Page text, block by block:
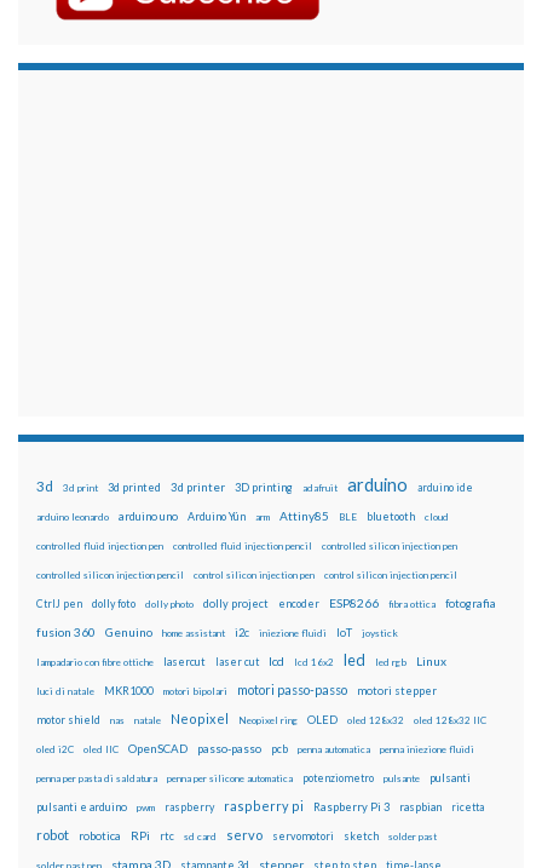
3d 3d print 3d printed 3d printer 3D printing adafruit arduino arduino ide
arduino leonardo arduino uno Arduino Yún arm Attiny85 BLE bluetooth cloud
controlled fluid injection pen controlled fluid injection pencil controlled silicon injection pen
controlled silicon injection pencil control silicon injection pen control silicon injection pencil
CtrlJ pen dolly foto dolly photo dolly project encoder ESP8266 fibra ottica fotografia
fusion 360 Genuino home assistant i2c iniezione fluidi IoT joystick
lampadario con fibre ottiche lasercut laser cut lcd lcd 16x2 led led rgb Linux
luci di natale MKR1000 motori bipolari motori passo-passo motori stepper
motor shield nas natale Neopixel Neopixel ring OLED oled 128x32 oled 128x32 IIC
oled i2C oled IIC OpenSCAD passo-passo pcb penna automatica penna iniezione fluidi
penna per pasta di saldatura penna per silicone automatica potenziometro pulsante pulsanti
pulsanti e arduino pwm raspberry raspberry pi Raspberry Pi 3 raspbian ricetta
robot robotica RPi rtc sd card servo servomotori sketch solder past
solder past pen stampa 3D stampante 3d stepper step to step time-lapse